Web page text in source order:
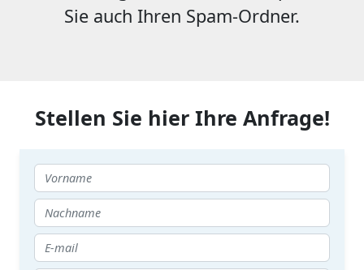
Sie auch Ihren Spam-Ordner.
Stellen Sie hier Ihre Anfrage!